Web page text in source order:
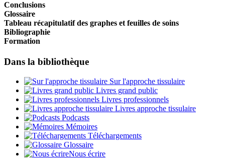
Conclusions
Glossaire
Tableau récapitulatif des graphes et feuilles de soins
Bibliographie
Formation
Dans la bibliothèque
Sur l'approche tissulaire
Livres grand public
Livres professionnels
Livres approche tissulaire
Podcasts
Mémoires
Téléchargements
Glossaire
Nous écrire